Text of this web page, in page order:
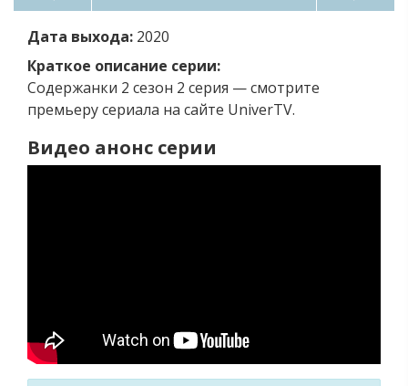
Дата выхода: 2020
Краткое описание серии:
Содержанки 2 сезон 2 серия — смотрите
премьеру сериала на сайте UniverTV.
Видео анонс серии